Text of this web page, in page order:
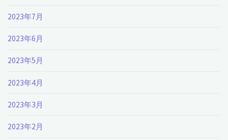
2023年7月
2023年6月
2023年5月
2023年4月
2023年3月
2023年2月